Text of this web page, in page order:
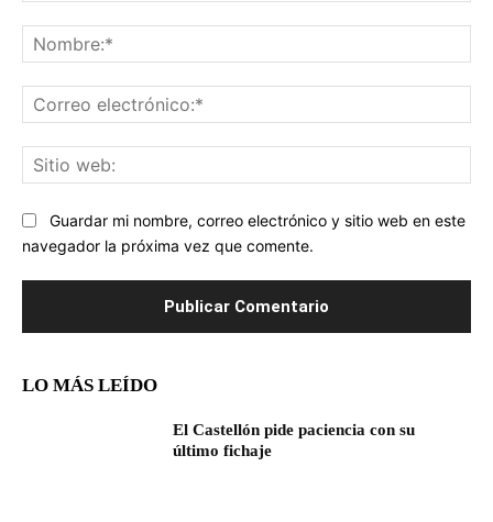
Guardar mi nombre, correo electrónico y sitio web en este
navegador la próxima vez que comente.
LO MÁS LEÍDO
El Castellón pide paciencia con su
último fichaje